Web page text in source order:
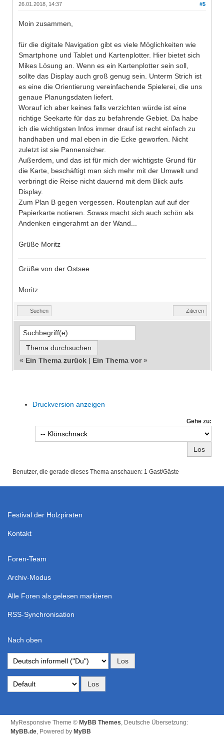
#5
26.01.2018, 14:37
Moin zusammen,
für die digitale Navigation gibt es viele Möglichkeiten wie
Smartphone und Tablet und Kartenplotter. Hier bietet sich
Mikes Lösung an. Wenn es ein Kartenplotter sein soll,
sollte das Display auch groß genug sein. Unterm Strich ist
es eine die Orientierung vereinfachende Spielerei, die uns
genaue Planungsdaten liefert.
Worauf ich aber keines falls verzichten würde ist eine
richtige Seekarte für das zu befahrende Gebiet. Da habe
ich die wichtigsten Infos immer drauf ist recht einfach zu
handhaben und mal eben in die Ecke geworfen. Nicht
zuletzt ist sie Pannensicher.
Außerdem, und das ist für mich der wichtigste Grund für
die Karte, beschäftigt man sich mehr mit der Umwelt und
verbringt die Reise nicht dauernd mit dem Blick aufs
Display.
Zum Plan B gegen vergessen. Routenplan auf auf der
Papierkarte notieren. Sowas macht sich auch schön als
Andenken eingerahmt an der Wand...
Grüße Moritz
Grüße von der Ostsee
Moritz
Suchen Zitieren
« Ein Thema zurück | Ein Thema vor»
Druckversion anzeigen
Gehe zu:
Benutzer, die gerade dieses Thema anschauen: 1 Gast/Gäste
Festival der Holzpiraten
Kontakt
Foren-Team
Archiv-Modus
Alle Foren als gelesen markieren
RSS-Synchronisation
Nach oben
MyResponsive Theme © MyBB Themes, Deutsche Übersetzung:
MyBB.de, Powered by MyBB